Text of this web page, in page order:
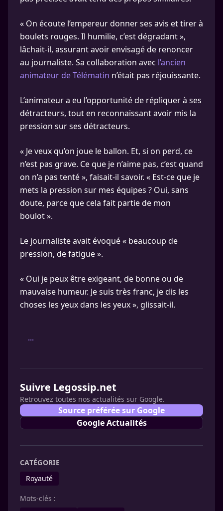
« On écoute l’empereur donner ses avis et tirer à
boulets rouges. Il humilie, c’est dégradant »,
lâchait-il, assurant avoir envisagé de renoncer
au journaliste. Sa collaboration avec l’ancien
animateur de Télématin n’était pas réjouissante.
L’animateur a eu l’opportunité de répliquer à ses
détracteurs, tout en reconnaissant avoir mis la
pression sur ses détracteurs.
« Je veux qu’on joue le ballon. Et, si on perd, ce
n’est pas grave. Ce que je n’aime pas, c’est quand
on n’a pas tenté », faisait-il savoir. « Est-ce que je
mets la pression sur mes équipes ? Oui, sans
doute, parce que cela fait partie de mon
boulot ».
Le journaliste avait évoqué « beaucoup de
pression, de fatigue ».
« Oui je peux être exigeant, de bonne ou de
mauvaise humeur. Je suis très franc, je dis les
choses les yeux dans les yeux », glissait-il.
...
Suivre Legossip.net
Retrouvez toutes nos actualités sur Google.
Source préférée sur Google
Google Actualités
CATÉGORIE
Royauté
Mots-clés :